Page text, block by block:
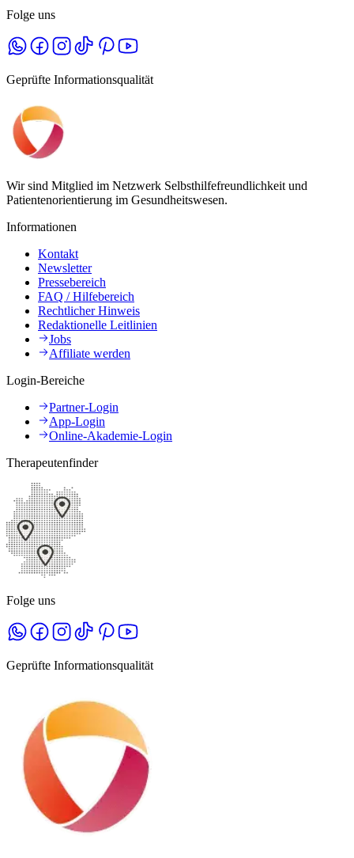
Folge uns
Geprüfte Informationsqualität
Wir sind Mitglied im Netzwerk Selbsthilfefreundlichkeit und
Patientenorientierung im Gesundheitswesen.
Informationen
Kontakt
Newsletter
Pressebereich
FAQ / Hilfebereich
Rechtlicher Hinweis
Redaktionelle Leitlinien
Jobs
Affiliate werden
Login-Bereiche
Partner-Login
App-Login
Online-Akademie-Login
Therapeutenfinder
Folge uns
Geprüfte Informationsqualität